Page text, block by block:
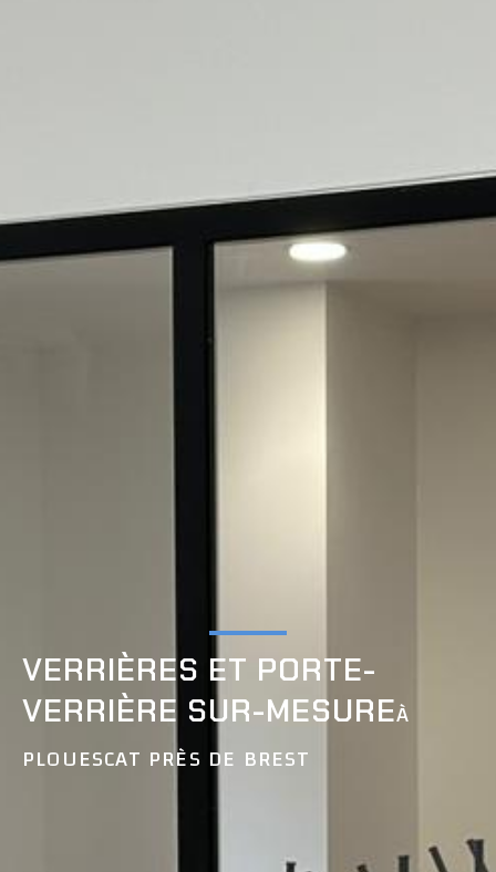
VERRIÈRES ET PORTE-
VERRIÈRE SUR-MESUREÀ
PLOUESCAT PRÈS DE BREST